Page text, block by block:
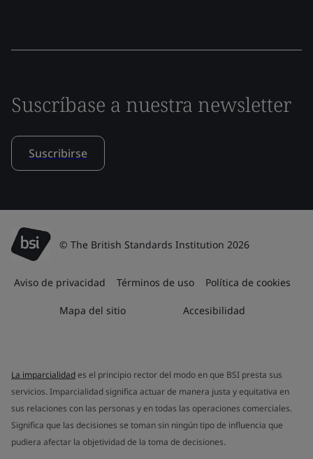
Suscríbase a nuestra newsletter
Suscribirse
© The British Standards Institution 2026
Aviso de privacidad Términos de uso Política de cookies
Mapa del sitio Accesibilidad
La imparcialidades el principio rector del modo en que BSI presta sus
servicios. Imparcialidad significa actuar de manera justa y equitativa en
sus relaciones con las personas y en todas las operaciones comerciales.
Significa que las decisiones se toman sin ningún tipo de influencia que
pudiera afectar la objetividad de la toma de decisiones.